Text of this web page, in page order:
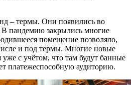
– термы. Они появились во
пандемию закрылись многие
помещение позволяло,
и под термы. Многие новые
уже с учётом, что там будут банные
платежеспособную аудиторию.